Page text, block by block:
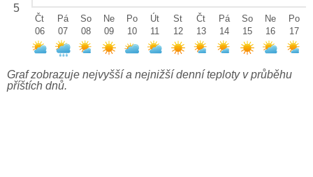
5
Čt
06
Pá
07
So
08
Ne
09
Po
10
Út
11
St
12
Čt
13
Pá
14
So
15
Ne
16
Po
17
Graf zobrazuje nejvyšší a nejnižší denní teploty v průběhu
příštích dnů.